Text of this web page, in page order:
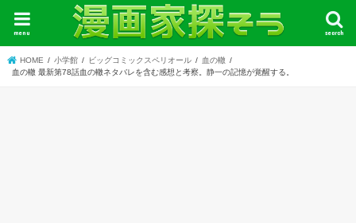
search
menu
HOME 小学館 ビッグコミックスペリオール
血の轍
血の轍 最新第78話血の轍ネタバレを含む感想と考察。静一の記憶が覚醒する。